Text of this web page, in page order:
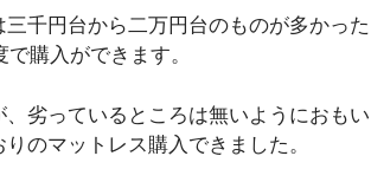
千円台から二万円台のものが多かった
購入ができます。
劣っているところは無いようにおもい
のマットレス購入できました。